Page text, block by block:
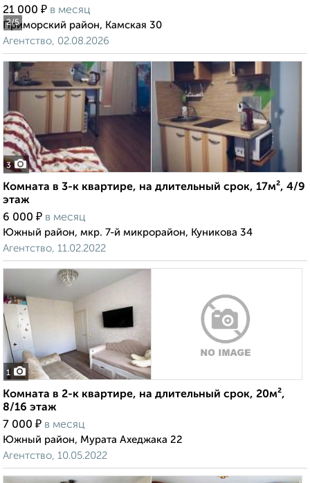
2/5
21 000 ₽ в месяц
Приморский район, Камская 30
Агентство, 02.08.2026
3
Комната в 3-к квартире, на длительный срок, 17м², 4/9
этаж
6 000 ₽ в месяц
Южный район, мкр. 7-й микрорайон, Куникова 34
Агентство, 11.02.2022
1
Комната в 2-к квартире, на длительный срок, 20м²,
8/16 этаж
7 000 ₽ в месяц
Южный район, Мурата Ахеджака 22
Агентство, 10.05.2022